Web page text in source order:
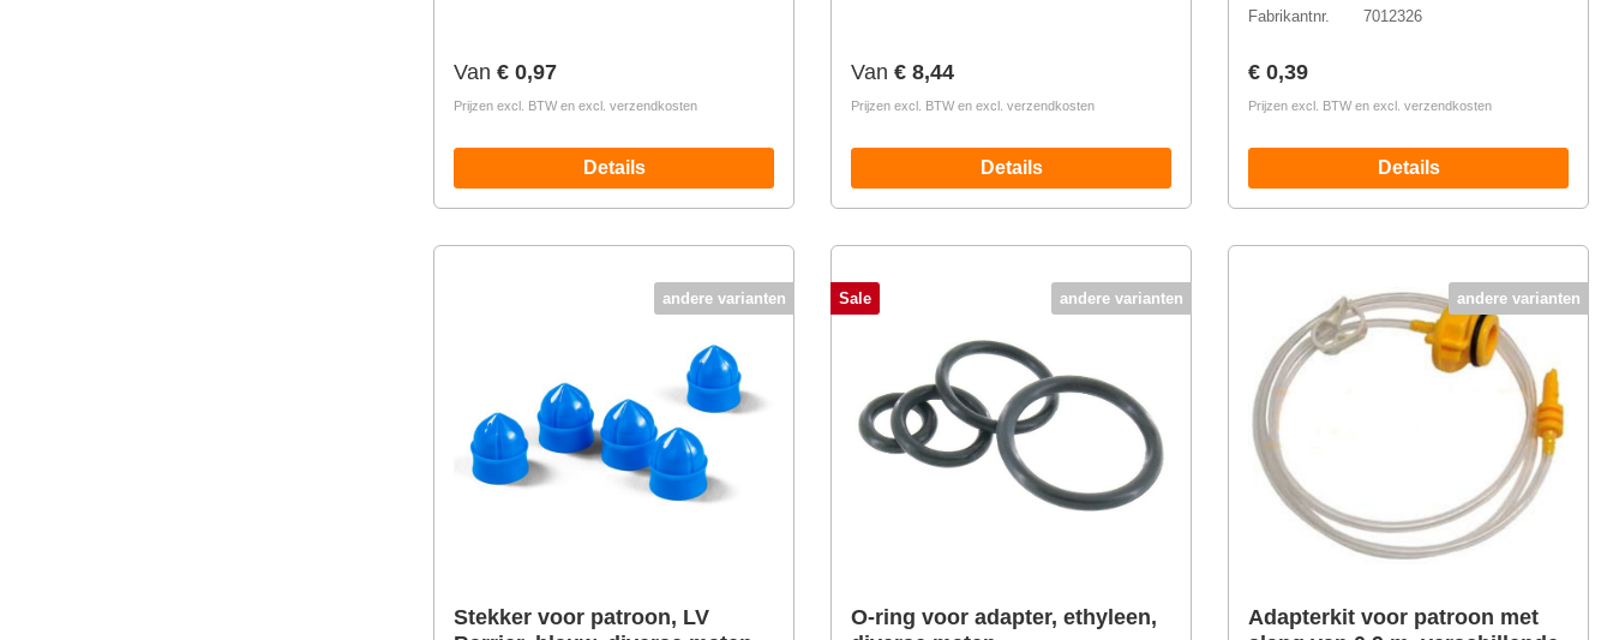
Normale prijs:
Van € 0,97
Prijzen excl. BTW en excl. verzendkosten
Details
Normale prijs:
Van € 8,44
Prijzen excl. BTW en excl. verzendkosten
Details
Fabrikantnr.
7012326
Normale prijs:
€ 0,39
Prijzen excl. BTW en excl. verzendkosten
Details
andere varianten
Stekker voor patroon, LV
andere varianten
Sale
O-ring voor adapter, ethyleen,
andere varianten
Adapterkit voor patroon met